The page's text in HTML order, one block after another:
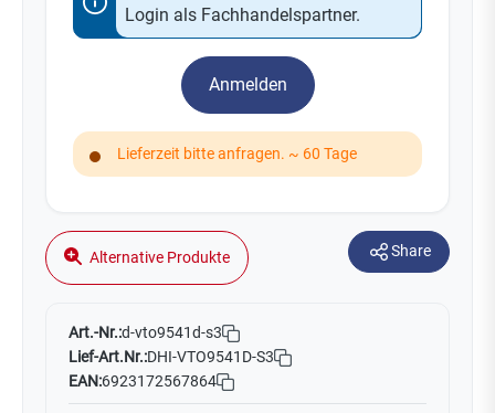
Login als Fachhandelspartner.
Anmelden
Lieferzeit bitte anfragen. ~ 60 Tage
Alternative Produkte Share
Art.-Nr.:d-vto9541d-s3
Lief-Art.Nr.:DHI-VTO9541D-S3
EAN:6923172567864